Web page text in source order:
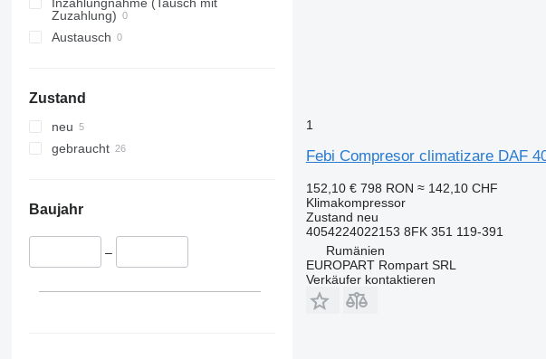
Inzahlungnahme (Tausch mit
Zuzahlung)
Austausch
Zustand
neu
gebraucht
Baujahr
–
1
Febi Compresor climatizare DAF
152,10 € 798 RON ≈ 142,10 CHF
Klimakompressor
Zustand neu
4054224022153 8FK 351 119-391
Rumänien
EUROPART Rompart SRL
Verkäufer kontaktieren